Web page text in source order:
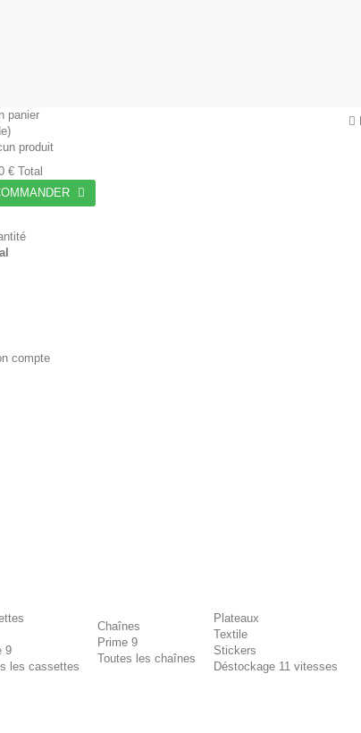
panier
produit
€ Total
compte
9
les cassettes
Chaînes
Prime 9
Toutes les chaînes
Plateaux
Textile
Stickers
Déstockage 11 vitesses